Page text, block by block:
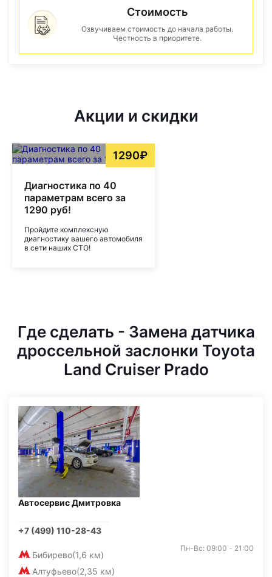
Стоимость
Озвучиваем стоимость до начала работы.
Честность в приоритете.
Акции и скидки
1290₽
Диагностика по 40
параметрам всего за
1290 руб!
Пройдите комплексную
диагностику вашего автомобиля
в сети наших СТО!
Где сделать - Замена датчика
дроссельной заслонки Toyota
Land Cruiser Prado
Автосервис Дмитровка
+7 (499) 110-28-43
Бибирево(1,6 км)
Алтуфьево(2,35 км)
Пн-Вс: 09:00 - 21:00